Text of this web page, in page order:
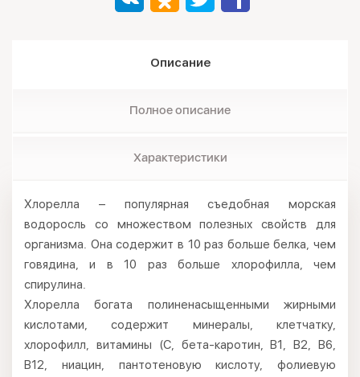
Описание
Полное описание
Характеристики
Хлорелла – популярная съедобная морская
водоросль со множеством полезных свойств для
организма. Она содержит в 10 раз больше белка, чем
говядина, и в 10 раз больше хлорофилла, чем
спирулина.
Хлорелла богата полиненасыщенными жирными
кислотами, содержит минералы, клетчатку,
хлорофилл, витамины (С, бета-каротин, В1, В2, В6,
В12, ниацин, пантотеновую кислоту, фолиевую